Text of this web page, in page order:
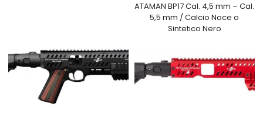
ATAMAN BP17 Cal. 4,5 mm – Cal.
5,5 mm / Calcio Noce o
Sintetico Nero